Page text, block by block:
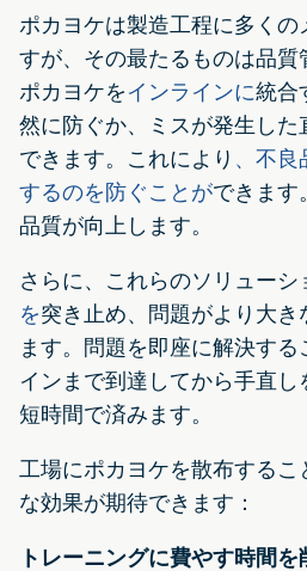
ポカヨケは製造工程に多くの
すが、その最たるものは品質
ポカヨケをインラインに統合
然に防ぐか、ミスが発生し
できます。これにより 、不良
するのを防ぐことができます
品質が向上します。
さらに、これらのソリューシ
を突き止め、問題がより大
ます。問題を即座に解決す
インまで到達してから手直
短時間で済みます。
工場にポカヨケを散布するこ
な効果が期待できます：
トレーニングに費やす時間を